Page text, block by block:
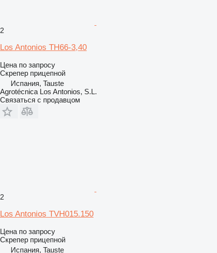
2
Los Antonios TH66-3,40
Цена по запросу
Скрепер прицепной
Испания, Tauste
Agrotécnica Los Antonios, S.L.
Связаться с продавцом
2
Los Antonios TVH015.150
Цена по запросу
Скрепер прицепной
Испания, Tauste